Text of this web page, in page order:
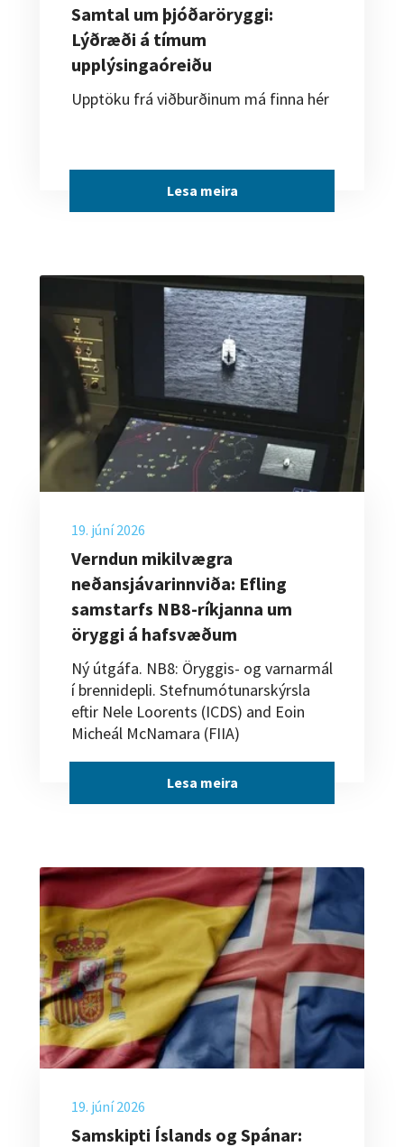
Samtal um þjóðaröryggi:
Lýðræði á tímum
upplýsingaóreiðu
Upptöku frá viðburðinum má finna hér
Lesa meira
19. júní 2026
Verndun mikilvægra
neðansjávarinnviða: Efling
samstarfs NB8-ríkjanna um
öryggi á hafsvæðum
Ný útgáfa. NB8: Öryggis- og varnarmál
í brennidepli. Stefnumótunarskýrsla
eftir Nele Loorents (ICDS) and Eoin
Micheál McNamara (FIIA)
Lesa meira
19. júní 2026
Samskipti Íslands og Spánar: